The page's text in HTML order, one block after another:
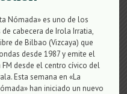
Nómada» es uno de los
cabecera de Irola Irratia,
de Bilbao (Vizcaya) que
desde 1987 y emite el
FM desde el centro cívico del
Esta semana en «La
han iniciado un nuevo